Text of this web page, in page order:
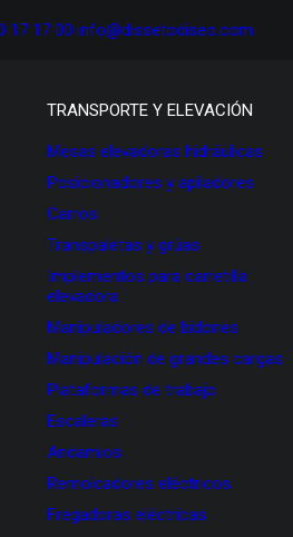
17 17 00 info@dissetodiseo.com
TRANSPORTE Y ELEVACIÓN
Mesas elevadoras hidráulicas
Posicionadores y apiladores
Carros
Transpaletas y grúas
Implementos para carretilla
elevadora
Manipuladores de bidones
Manipulación de grandes cargas
Plataformas de trabajo
Escaleras
Andamios
Remolcadores eléctricos
Fregadoras eléctricas